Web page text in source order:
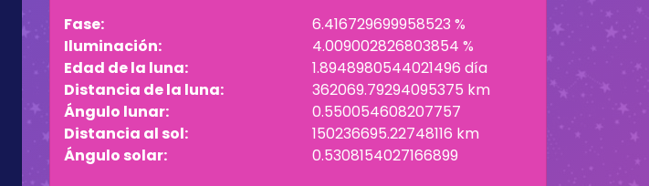
Fase:
6.416729699958523 %
Iluminación:
4.009002826803854 %
Edad de la luna:
1.8948980544021496 día
Distancia de la luna:
362069.79294095375 km
Ángulo lunar:
0.550054608207757
Distancia al sol:
150236695.22748116 km
Ángulo solar:
0.5308154027166899